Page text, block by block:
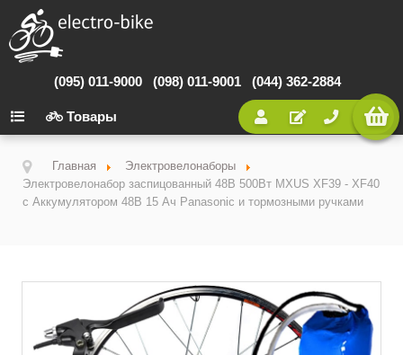
(095) 011-9000 (098) 011-9001 (044) 362-2884
Товары
Главная
Электровелонаборы
Электровелонабор заспицованный 48В 500Вт MXUS XF39 - XF40
с Аккумулятором 48В 15 Ач Panasonic и тормозными ручками